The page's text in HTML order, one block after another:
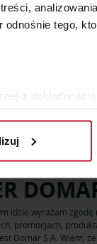
tego,
z
oraz
aby oferować
witryny,
z innymi
ZAPYTAJ O
idzie wyrażam zgodę
promocjach,
Domar S.A. Wiem,